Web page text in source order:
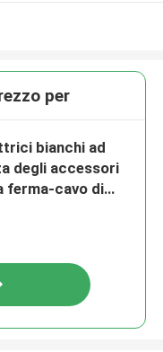
per
bianchi ad
degli accessori
ferma-cavo di